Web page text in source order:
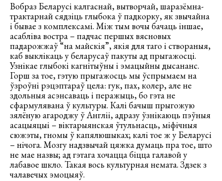
Вобраз Беларусі калгаснай, вытворчай, шаразёмна-
трактарнай сядзіць глыбока ў падкорку, як звычайна
і бывае з комплексамі. Між тым вочы бачаць іншае,
асабліва востра – падчас першых вясновых
падарожжаў “на майскія”, якія для таго і створаныя,
каб выклікаць у беларусаў пакуты ад прыгажосці.
Узнікае глыбокі кагнітыўны і эмацыйны дысананс.
Горш за тое, гэтую прыгажосць мы ўспрымаем на
ўзроўні рэцэптараў цела: гук, пах, колер, але не
здольныя асэнсаваць і перажыць, бо гэта не
сфармулявана ў культуры. Калі бачыш прыгожую
зялёную агароджу ў Англіі, адразу ўзнікаюць пэўныя
асацыяцыі – віктарыянская ўтульнасць, міфічныя
сюжэты, гномы ў капялюшыках; калі тое ж у Беларусі
– нічога. Мозгу надзвычай цяжка думаць пра тое, што
не мае назвы; ад гэтага хочацца біцца галавой у
лабавое шкло. Такая вось культурная немата. Здзек з
чалавечых эмоцыяў.